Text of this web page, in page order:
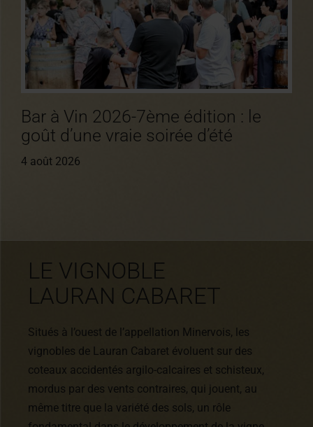
Bar à Vin 2026-7ème édition : le
goût d’une vraie soirée d’été
4 août 2026
LE VIGNOBLE
LAURAN CABARET
Situés à l’ouest de l’appellation Minervois, les
vignobles de Lauran Cabaret évoluent sur des
coteaux accidentés argilo-calcaires et schisteux,
mordus par des vents contraires, qui jouent, au
même titre que la variété des sols, un rôle